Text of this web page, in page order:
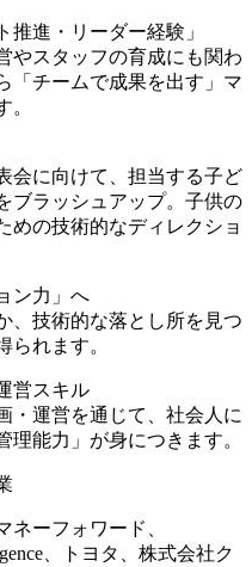
進・リーダー経験」
やスタッフの育成にも関わ
「チームで成果を出す」マ
。
会に向けて、担当する子ど
ブラッシュアップ。子供の
めの技術的なディレクショ
ン力」へ
、技術的な落とし所を見つ
られます。
営スキル
・運営を通じて、社会人に
能力」が身につきます。
ーフォワード、
、トヨタ、株式会社ク